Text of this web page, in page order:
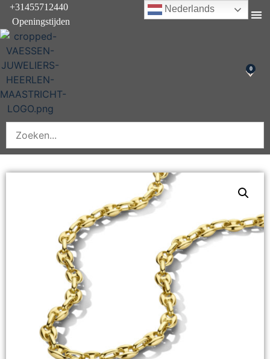
+31455712440
Openingstijden
0
Nederlands